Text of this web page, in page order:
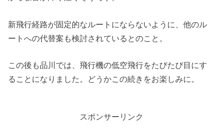
新飛行経路が固定的なルートにならないように、他のル
ートへの代替案も検討されているとのこと。
この後も品川では、飛行機の低空飛行をたびたび目にす
ることになりました。どうかこの続きをお楽しみに。
スポンサーリンク